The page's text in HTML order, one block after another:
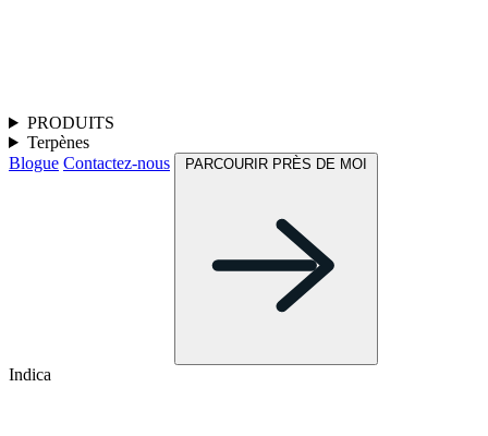
PRODUITS
Terpènes
Blogue Contactez-nous PARCOURIR PRÈS DE MOI
Indica